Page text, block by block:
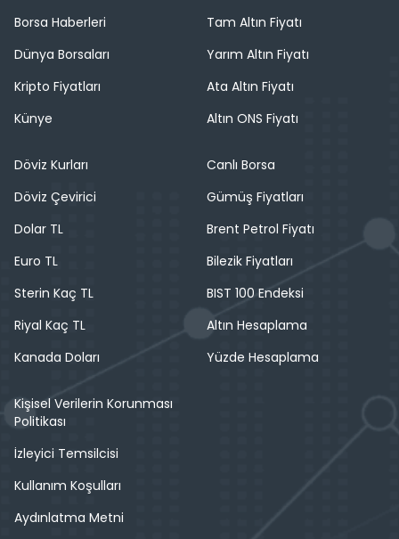
Borsa Haberleri
Dünya Borsaları
Kripto Fiyatları
Künye
Tam Altın Fiyatı
Yarım Altın Fiyatı
Ata Altın Fiyatı
Altın ONS Fiyatı
Döviz Kurları
Döviz Çevirici
Dolar TL
Euro TL
Sterin Kaç TL
Riyal Kaç TL
Kanada Doları
Canlı Borsa
Gümüş Fiyatları
Brent Petrol Fiyatı
Bilezik Fiyatları
BIST 100 Endeksi
Altın Hesaplama
Yüzde Hesaplama
Kişisel Verilerin Korunması
Politikası
İzleyici Temsilcisi
Kullanım Koşulları
Aydınlatma Metni